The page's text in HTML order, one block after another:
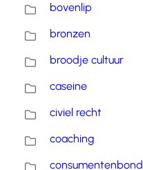
bovenlip
bronzen
broodje cultuur
caseine
civiel recht
coaching
consumentenbond